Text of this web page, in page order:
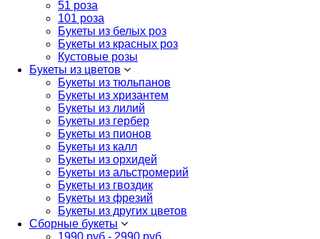
51 роза
101 роза
Букеты из белых роз
Букеты из красных роз
Кустовые розы
Букеты из цветов
Букеты из тюльпанов
Букеты из хризантем
Букеты из лилий
Букеты из гербер
Букеты из пионов
Букеты из калл
Букеты из орхидей
Букеты из альстромерий
Букеты из гвоздик
Букеты из фрезий
Букеты из других цветов
Сборные букеты
1990 руб - 2990 руб